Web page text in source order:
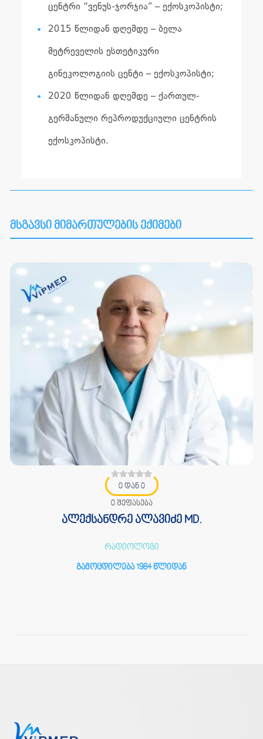
ცენტრი “ვენუს-ჯორჯია” – ექოსკოპისტი;
2015 წლიდან დღემდე – ბელა
მეტრეველის ესთეტიკური
გინეკოლოგიის ცენტი – ექოსკოპისტი;
2020 წლიდან დღემდე – ქართულ-
გერმანული რეპროდუქციული ცენტრის
ექოსკოპისტი.
მსგავსი მიმართულების ექიმები
0 დან 0
0 შეფასება
ალექსანდრე ალავიძე MD.
რადიოლოგი
გამოცდილება 1984 წლიდან